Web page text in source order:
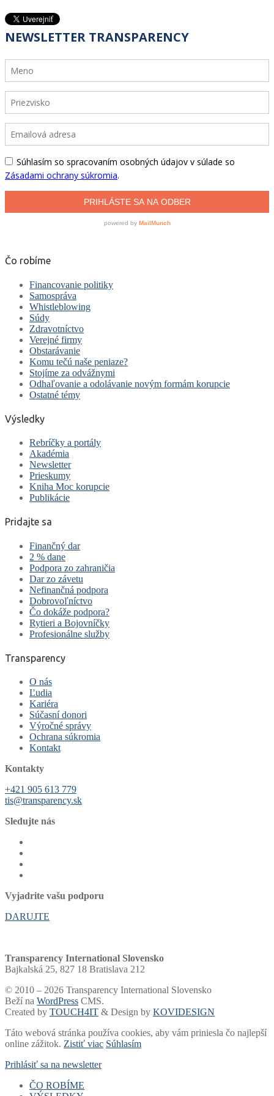
Čo robíme
Financovanie politiky
Samospráva
Whistleblowing
Súdy
Zdravotníctvo
Verejné firmy
Obstarávanie
Komu tečú naše peniaze?
Stojíme za odvážnymi
Odhaľovanie a odolávanie novým formám korupcie
Ostatné témy
Výsledky
Rebríčky a portály
Akadémia
Newsletter
Prieskumy
Kniha Moc korupcie
Publikácie
Pridajte sa
Finančný dar
2 % dane
Podpora zo zahraničia
Dar zo závetu
Nefinančná podpora
Dobrovoľníctvo
Čo dokáže podpora?
Rytieri a Bojovníčky
Profesionálne služby
Transparency
O nás
Ľudia
Kariéra
Súčasní donori
Výročné správy
Ochrana súkromia
Kontakt
Kontakty
+421 905 613 779
tis@transparency.sk
Sledujte nás
Vyjadrite vašu podporu
DARUJTE
Transparency International Slovensko
Bajkalská 25, 827 18 Bratislava 212
© 2010 – 2026 Transparency International Slovensko
Beží na WordPress CMS.
Created by TOUCH4IT & Design by KOVIDESIGN
Táto webová stránka používa cookies, aby vám priniesla čo najlepší
online zážitok. Zistiť viac Súhlasím
Prihlásiť sa na newsletter
ČO ROBÍME